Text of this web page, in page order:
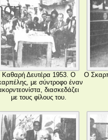
Καθαρή Δευτέρα 1953. Ο
με σύντροφο έναν
διασκεδάζει
με τους φίλους του.
Ο